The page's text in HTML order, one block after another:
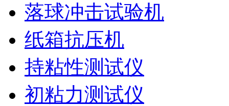
落球冲击试验机
纸箱抗压机
持粘性测试仪
初粘力测试仪